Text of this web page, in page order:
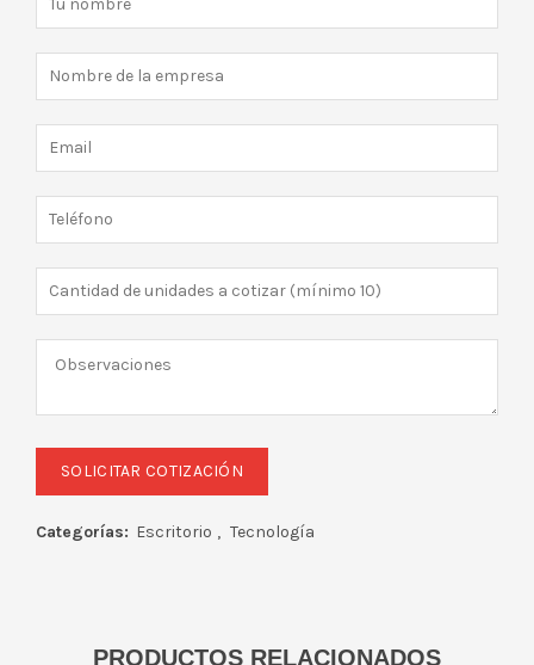
Categorías: Escritorio , Tecnología
PRODUCTOS RELACIONADOS